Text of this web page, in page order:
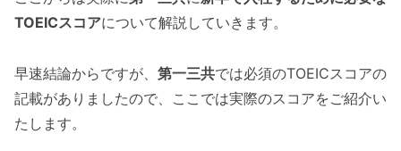
TOEICスコアについて解説していきます。
早速結論からですが、 第一三共では必須のTOEICスコアの
記載がありましたので、ここでは実際のスコアをご紹介い
たします。